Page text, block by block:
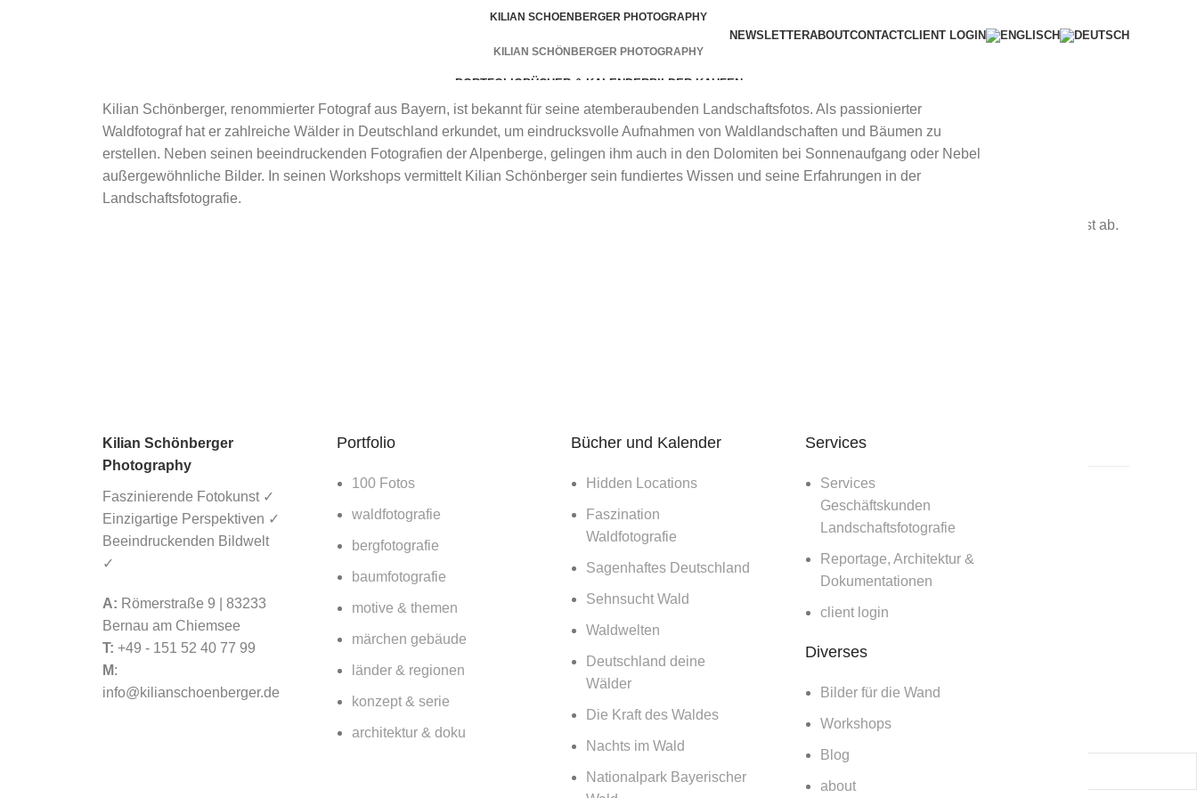
KILIAN SCHOENBERGER PHOTOGRAPHY
NEWSLETTERABOUTCONTACTCLIENT LOGIN
KILIAN SCHÖNBERGER PHOTOGRAPHY
PORTFOLIOBÜCHER & KALENDERBILDER KAUFEN
WORKSHOPSVORTRÄGESERVICES BLOG
Vom Wendelstein zur Zugspitze
Auch der mittlere Teil der deutschen Alpen ist Kilian Schönberger vertraut. Leistete er doch im Zentrum für Umwelt und Kultur in Benediktbeuern seinen Zivildienst ab.
Kilian Schönberger, renommierter Fotograf aus Bayern, ist bekannt für seine atemberaubenden Landschaftsfotos. Als passionierter
Waldfotograf hat er zahlreiche Wälder in Deutschland erkundet, um eindrucksvolle Aufnahmen von Waldlandschaften und Bäumen zu
erstellen. Neben seinen beeindruckenden Fotografien der Alpenberge, gelingen ihm auch in den Dolomiten bei Sonnenaufgang oder Nebel
außergewöhnliche Bilder. In seinen Workshops vermittelt Kilian Schönberger sein fundiertes Wissen und seine Erfahrungen in der
Landschaftsfotografie.
Kilian Schönberger
Photography
Faszinierende Fotokunst ✓
Einzigartige Perspektiven ✓
Beeindruckenden Bildwelt
✓
A: Römerstraße 9 | 83233
Bernau am Chiemsee
T: +49 - 151 52 40 77 99
M:
info@kilianschoenberger.de
Portfolio
100 Fotos
waldfotografie
bergfotografie
baumfotografie
motive & themen
märchen gebäude
länder & regionen
konzept & serie
architektur & doku
Bücher und Kalender
Hidden Locations
Faszination
Waldfotografie
Sagenhaftes Deutschland
Sehnsucht Wald
Waldwelten
Deutschland deine
Wälder
Die Kraft des Waldes
Nachts im Wald
Nationalpark Bayerischer
Services
Services
Geschäftskunden
Landschaftsfotografie
Reportage, Architektur &
Dokumentationen
client login
Diverses
Bilder für die Wand
Workshops
Blog
about
Registriere dich für meinen Landschaftsfotografie Newsletter!
Exklusive Location- und Fototipps & aktuelle Informationen zu Vorträgen & Workshops
(Um die Registrierung abzuschließen bitte die E-Mail bestätigen – ggf. im Spamordner. Vielen Dank! Falls es Probleme gibt bitte Mail an info@kilianschoenberger.de)